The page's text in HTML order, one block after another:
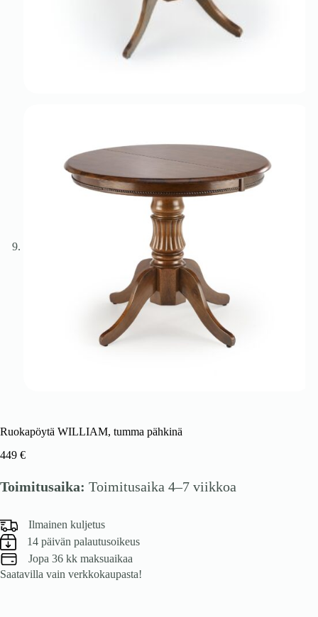
Ruokapöytä WILLIAM, tumma pähkinä
449 €
Toimitusaika: Toimitusaika 4–7 viikkoa
Ilmainen kuljetus
14 päivän palautusoikeus
Jopa 36 kk maksuaikaa
Saatavilla vain verkkokaupasta!